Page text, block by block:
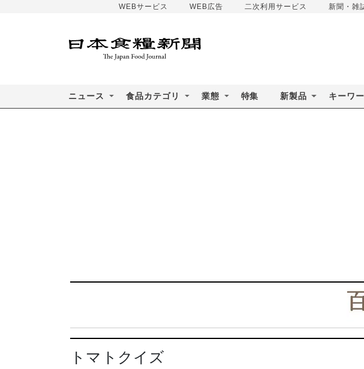
WEBサービス WEB広告 二次利用サービス 新聞・雑
ニュース 食品カテゴリ 業態 特集 新製品 キーワ
トマトクイズ